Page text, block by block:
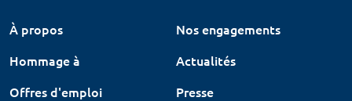
À propos
Nos engagements
Hommage à
Actualités
Offres d'emploi
Presse